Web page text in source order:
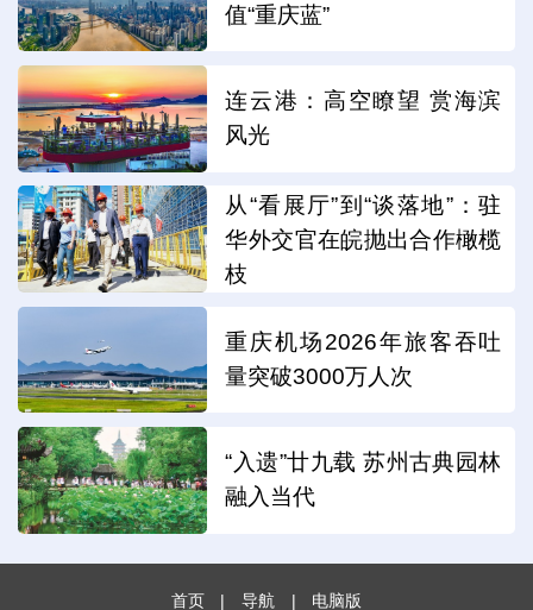
值“重庆蓝”
连云港：高空瞭望 赏海滨
风光
从“看展厅”到“谈落地”：驻
华外交官在皖抛出合作橄榄
枝
重庆机场2026年旅客吞吐
量突破3000万人次
“入遗”廿九载 苏州古典园林
融入当代
首页 | 导航 | 电脑版